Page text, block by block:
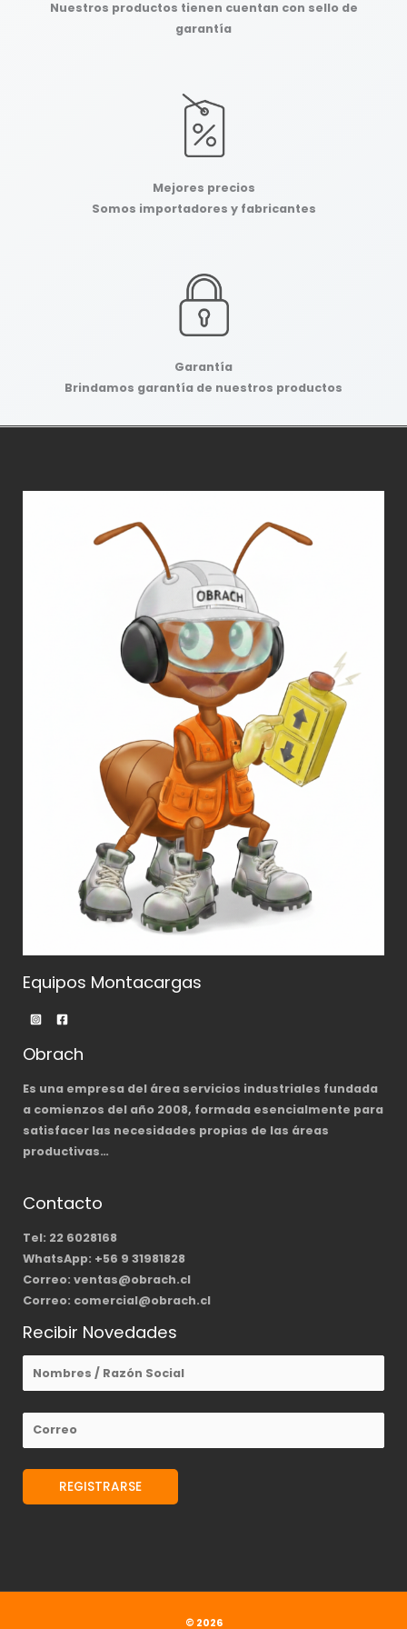
Nuestros productos tienen cuentan con sello de
garantía
Mejores precios
Somos importadores y fabricantes
Garantía
Brindamos garantía de nuestros productos
Equipos Montacargas
Obrach
Es una empresa del área servicios industriales fundada
a comienzos del año 2008, formada esencialmente para
satisfacer las necesidades propias de las áreas
productivas…
Contacto
Tel: 22 6028168
WhatsApp: +56 9 31981828
Correo: ventas@obrach.cl
Correo: comercial@obrach.cl
Recibir Novedades
© 2026